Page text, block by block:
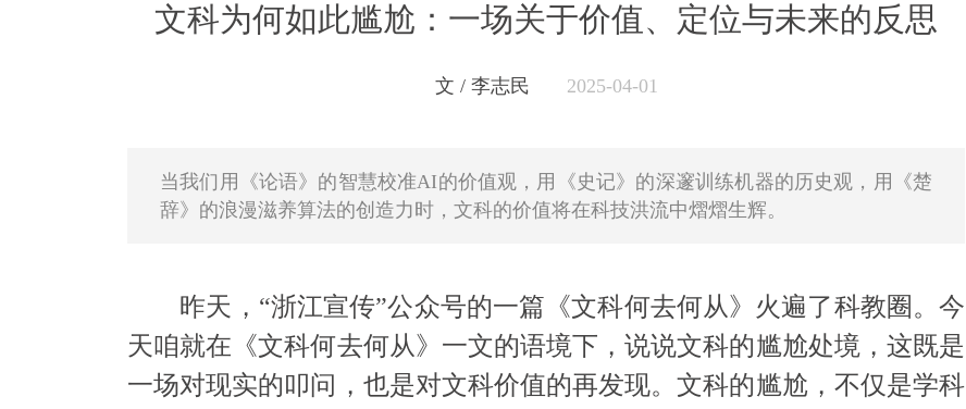
文科为何如此尴尬：一场关于价值、定位与未来的反思
文 / 李志民 2025-04-01
当我们用《论语》的智慧校准AI的价值观，用《史记》的深邃训练机器的历史观，用《楚
辞》的浪漫滋养算法的创造力时，文科的价值将在科技洪流中熠熠生辉。
昨天，“浙江宣传”公众号的一篇《文科何去何从》火遍了科教圈。今
天咱就在《文科何去何从》一文的语境下，说说文科的尴尬处境，这既是
一场对现实的叩问，也是对文科价值的再发现。文科的尴尬，不仅是学科